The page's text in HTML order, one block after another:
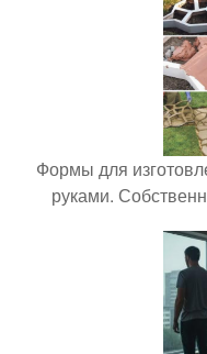
Формы для
руками.